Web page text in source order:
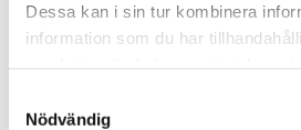
Dessa kan i sin tur kombinera
information som du har
Nödvändig
What are you looking for?